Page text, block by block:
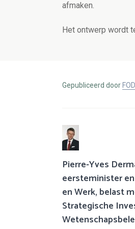
afmaken.
Het ontwerp wordt
Gepubliceerd door
Pierre-Yves
eersteminister
en Werk, belast
Strategische